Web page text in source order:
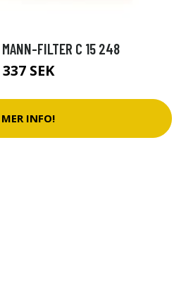
FILTER C 15 248
337 SEK
MER INFO!